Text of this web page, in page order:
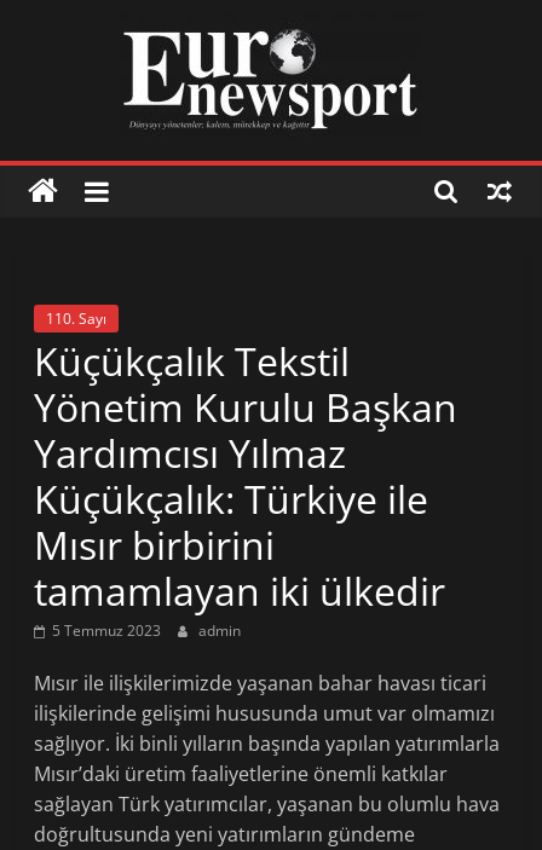
Euronewsport
dünyasından
haberler
dünyasından
haberler
110. Sayı
Küçükçalık Tekstil
Yönetim Kurulu Başkan
Yardımcısı Yılmaz
Küçükçalık: Türkiye ile
Mısır birbirini
tamamlayan iki ülkedir
5 Temmuz 2023 admin
Mısır ile ilişkilerimizde yaşanan bahar havası ticari
ilişkilerinde gelişimi hususunda umut var olmamızı
sağlıyor. İki binli yılların başında yapılan yatırımlarla
Mısır’daki üretim faaliyetlerine önemli katkılar
sağlayan Türk yatırımcılar, yaşanan bu olumlu hava
doğrultusunda yeni yatırımların gündeme